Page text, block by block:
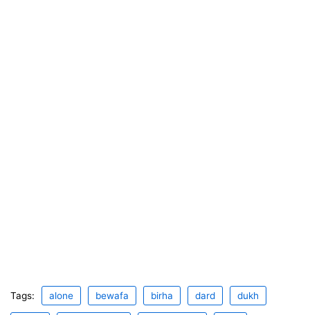
Tags: alone bewafa birha dard dukh